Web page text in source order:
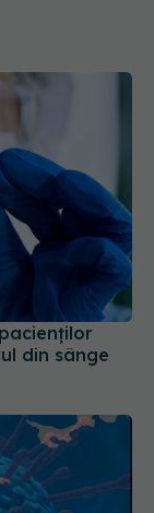
din sânge